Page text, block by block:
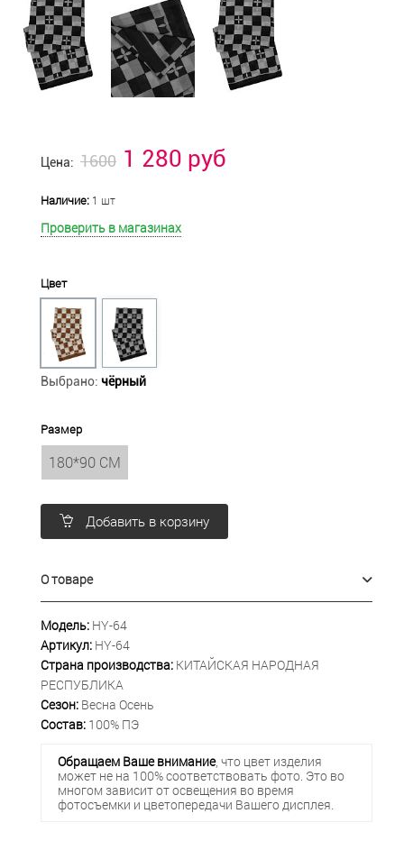
Цена: 1600 1 280 руб
Наличие: 1 шт
Проверить в магазинах
Цвет
Выбрано: чёрный
Размер
180*90 СМ
Добавить в корзину
О товаре
Модель: HY-64
Артикул: HY-64
Страна производства: КИТАЙСКАЯ НАРОДНАЯ
РЕСПУБЛИКА
Сезон: Весна Осень
Состав: 100% ПЭ
Обращаем Ваше внимание, что цвет изделия
может не на 100% соответствовать фото. Это во
многом зависит от освещения во время
фотосъемки и цветопередачи Вашего дисплея.